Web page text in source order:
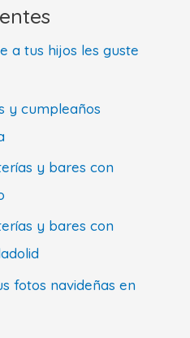
a tus hijos les guste
y cumpleaños
y bares con
y bares con
fotos navideñas en